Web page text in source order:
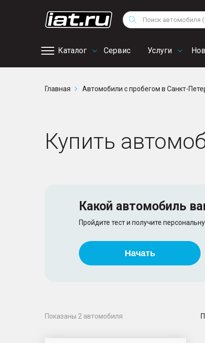
Поиск
Каталог Сервис
сервис
Услуги
Снегоходы
Квадроциклы
Главная Автомобили с пробегом в Санкт-
Купить
Какой автомобиль
Пройдите тест и получите
Начать
Показаны 2 автомобиля